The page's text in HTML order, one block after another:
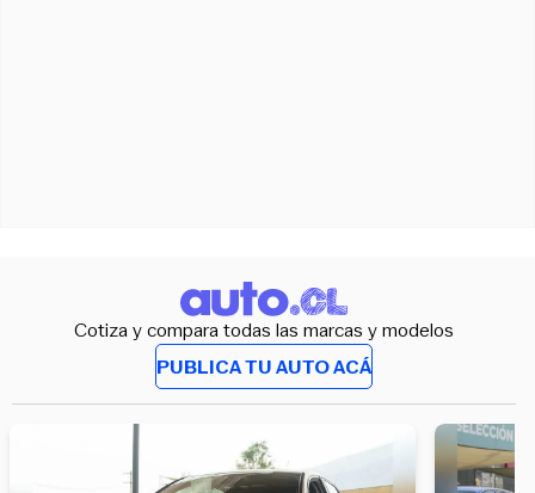
Cotiza y compara todas las marcas y modelos
PUBLICA TU AUTO ACÁ